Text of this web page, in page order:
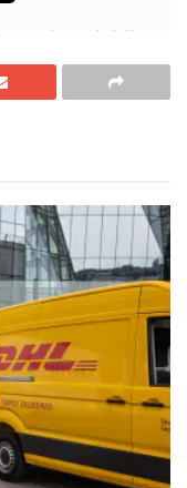
nuleidimo
tinkamai,
skirta
suteikiant
priemonių
kortelę gali pakeisti